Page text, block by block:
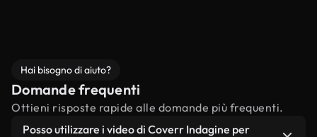
Hai bisogno di aiuto?
Domande frequenti
Ottieni risposte rapide alle domande più frequenti.
Posso utilizzare i video di Coverr Indagine per